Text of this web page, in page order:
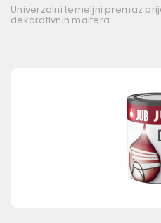
Univerzalni temeljni premaz
dekorativnih maltera